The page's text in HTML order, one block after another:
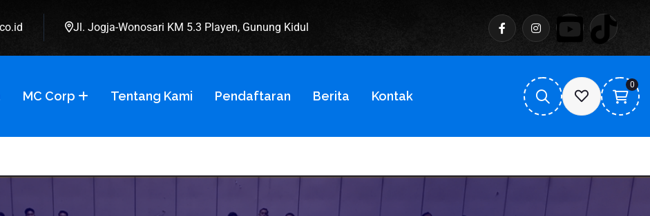
Jl. Jogja-Wonosari KM 5.3 Playen, Gunung Kidul
MC Corp Tentang Kami Pendaftaran Berita Kontak
0